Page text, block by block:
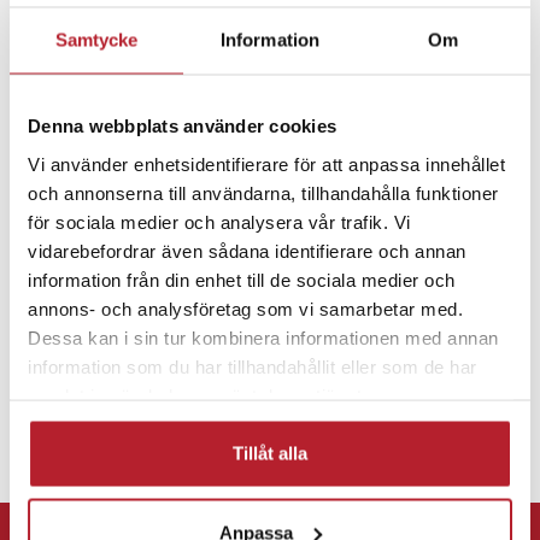
Samtycke Information Om
Denna webbplats använder cookies
Vi använder enhetsidentifierare för att anpassa innehållet
och annonserna till användarna, tillhandahålla funktioner
för sociala medier och analysera vår trafik. Vi
vidarebefordrar även sådana identifierare och annan
information från din enhet till de sociala medier och
annons- och analysföretag som vi samarbetar med.
Dessa kan i sin tur kombinera informationen med annan
information som du har tillhandahållit eller som de har
Tillåt alla
Anpassa
Växlingsljus och flaggsignaler för bättre fokus
Tio toppmonterade RGB-växlingsljus hjälper till att hitta rätt
växlingsögonblick utan att blicken behöver lämna banan. Sex RGB-
flagglampor visar tävlingssignaler som gul, blå eller röd flagg i
realtid, med färger som kan justeras efter bana eller regelverk.
Stabil konstruktion med modern design
Baksidan i aluminiumlegering kombineras med en tunn, flytande
form som ger ett modernt uttryck i cockpitmiljön. Den låga vikten
på cirka 800 g bidrar till enkel montering utan att kompromissa
Flexibel montering och bred kompatibilitet
Instrumentbrädan fästs direkt på kompatibla MOZA-baser och har
TV-spelstillbehör Övriga TV-spelstillbehör
Fritid & Leksaker
⭐ 365 dagars öppet köp